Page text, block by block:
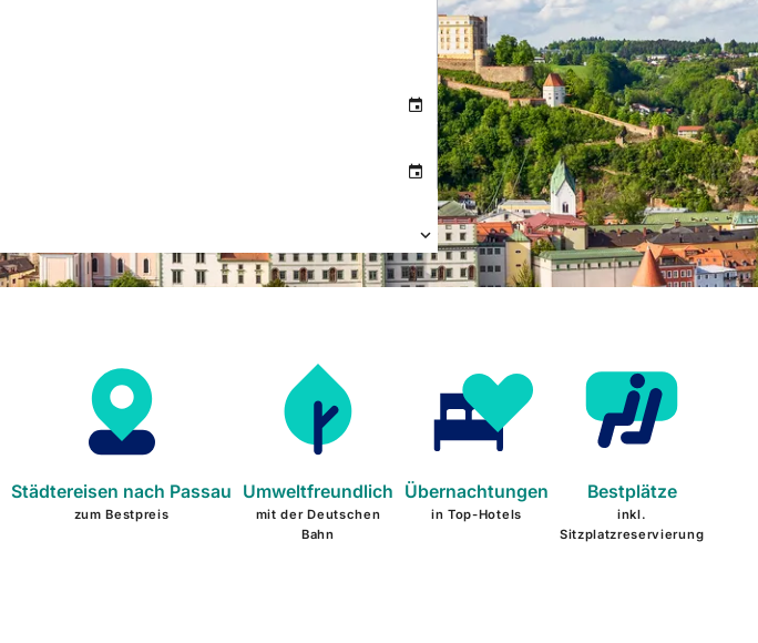
Städtereisen nach Passau
zum Bestpreis
Umweltfreundlich
mit der Deutschen
Bahn
Übernachtungen
in Top-Hotels
Bestplätze
inkl.
Sitzplatzreservierung